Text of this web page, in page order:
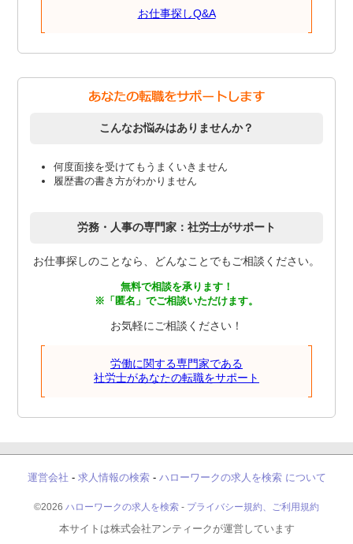
お仕事探しQ&A
こんなお悩みはありませんか？
何度面接を受けてもうまくいきません
履歴書の書き方がわかりません
労務・人事の専門家：社労士がサポート
お仕事探しのことなら、どんなことでもご相談ください。
無料で相談を承ります！
※「匿名」でご相談いただけます。
お気軽にご相談ください！
労働に関する専門家である
社労士があなたの転職をサポート
運営会社 - 求人情報の検索- ハローワークの求人を検索 について
©2026 ハローワークの求人を検索 - プライバシー規約、ご利用規約
本サイトは株式会社アンティークが運営しています